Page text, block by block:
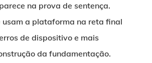
na prova de sentença.
usam a plataforma na reta final
de dispositivo e mais
da fundamentação.